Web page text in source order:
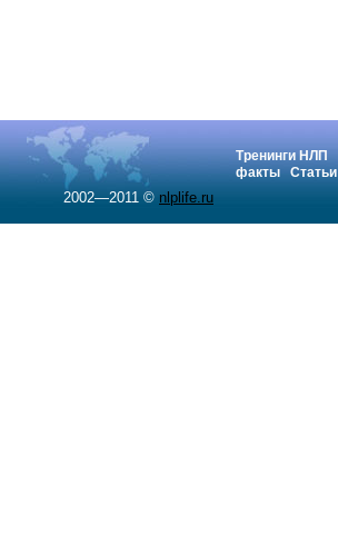
Тренинги НЛП
факты
Статьи
2002—2011 © nlplife.ru